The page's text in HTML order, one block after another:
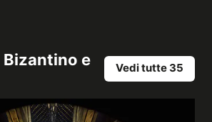
Bizantino e
Vedi tutte 35